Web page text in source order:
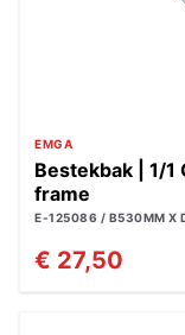
EMGA
Bestekbak | 1/1
frame
E-125086 / B530MM X
€ 27,50